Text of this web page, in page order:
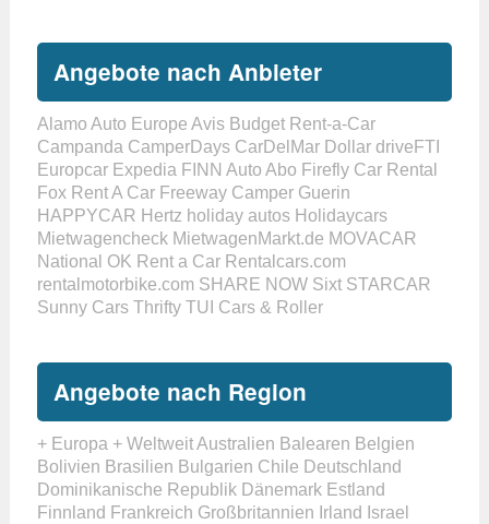
Angebote nach Anbieter
Alamo Auto Europe Avis Budget Rent-a-Car
Campanda CamperDays CarDelMar Dollar driveFTI
Europcar Expedia FINN Auto Abo Firefly Car Rental
Fox Rent A Car Freeway Camper Guerin
HAPPYCAR Hertz holiday autos Holidaycars
Mietwagencheck MietwagenMarkt.de MOVACAR
National OK Rent a Car Rentalcars.com
rentalmotorbike.com SHARE NOW Sixt STARCAR
Sunny Cars Thrifty TUI Cars & Roller
Angebote nach Region
+ Europa + WeltweitAustralien Balearen Belgien
Bolivien Brasilien Bulgarien Chile Deutschland
Dominikanische Republik Dänemark Estland
Finnland Frankreich Großbritannien Irland
Israel